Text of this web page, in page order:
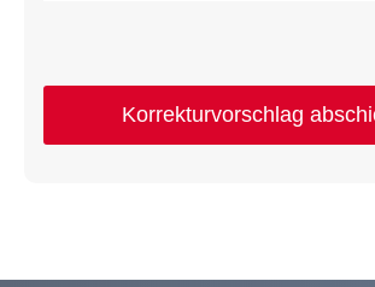
Korrekturvorschlag